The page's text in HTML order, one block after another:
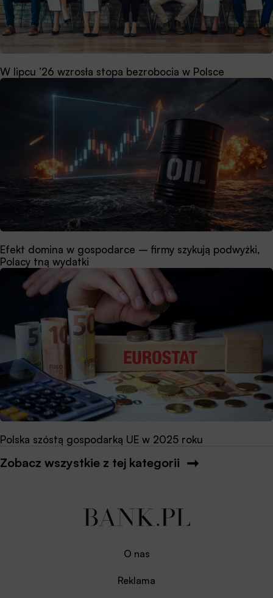
W lipcu ’26 wzrosła stopa bezrobocia w Polsce
Efekt domina w gospodarce – firmy szykują podwyżki,
Polacy tną wydatki
Polska szóstą gospodarką UE w 2025 roku
Zobacz wszystkie z tej kategorii
O nas
Reklama